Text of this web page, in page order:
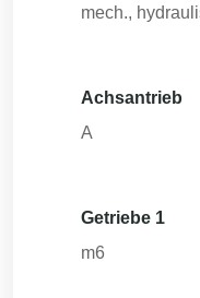
mech.,
Achsantrieb
A
Getriebe 1
m6